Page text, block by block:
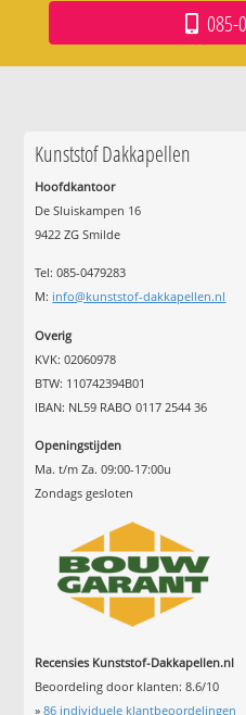
085-
Kunststof Dakkapellen
Hoofdkantoor
De Sluiskampen 16
9422 ZG Smilde
Tel: 085-0479283
M: info@kunststof-dakkapellen.nl
Overig
KVK: 02060978
BTW: 110742394B01
IBAN: NL59 RABO 0117 2544 36
Openingstijden
Ma. t/m Za. 09:00-17:00u
Zondags gesloten
Recensies Kunststof-Dakkapellen.nl
Beoordeling door klanten:8.6/10
»86 individuele klantbeoordelingen